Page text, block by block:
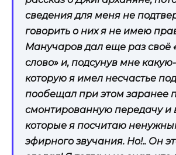
сведения для меня не
говорить о них я не имею
Манучаров дал еще раз своё
слово» и, подсунув мне
которую я имел несчастье
пообещал при этом заранее
смонтированную передачу и
которые я посчитаю
эфирного звучания. Но!.. Он